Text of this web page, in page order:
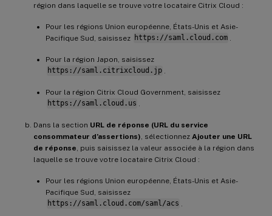
région dans laquelle se trouve votre locataire Citrix Cloud :
Pour les régions Union européenne, États-Unis et Asie-
Pacifique Sud, saisissez https://saml.cloud.com
Pour la région Japon, saisissez
https://saml.citrixcloud.jp
Pour la région Citrix Cloud Government, saisissez
https://saml.cloud.us
Dans la section URL de réponse (URL du service
consommateur d’assertions) , sélectionnez Ajouter une URL
de réponse , puis saisissez la valeur associée à la région dans
laquelle se trouve votre locataire Citrix Cloud :
Pour les régions Union européenne, États-Unis et Asie-
Pacifique Sud, saisissez
https://saml.cloud.com/saml/acs